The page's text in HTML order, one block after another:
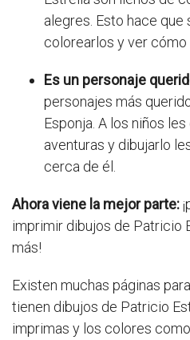
alegres. Esto hace
colorearlos y ver cómo
Es un personaje
personajes más
Esponja. A los niños
aventuras y dibujarlo
cerca de él.
Ahora viene la mejor parte:
imprimir dibujos de Patricio
más!
Existen muchas páginas
tienen dibujos de Patricio
imprimas y los colores